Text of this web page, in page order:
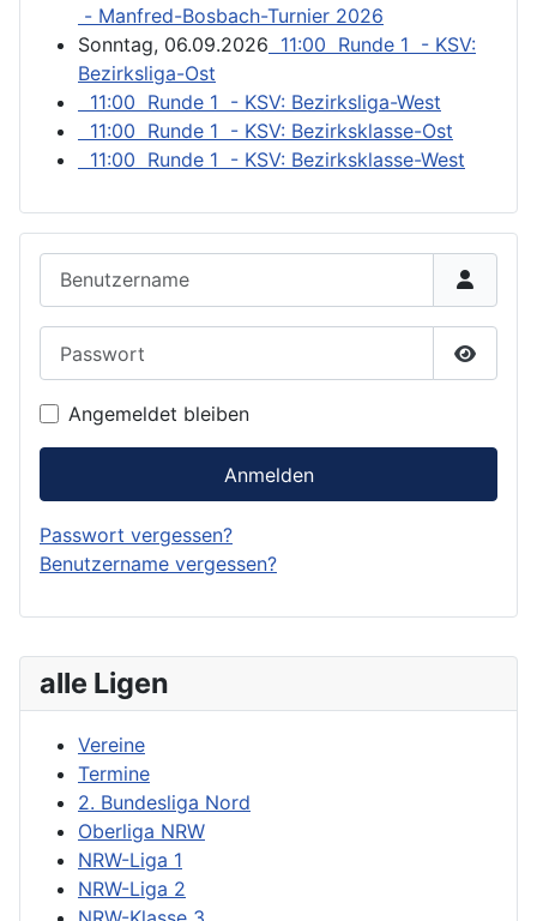
alle Ligen
Vereine
Termine
2. Bundesliga Nord
Oberliga NRW
NRW-Liga 1
NRW-Liga 2
- Manfred-Bosbach-Turnier 2026
Sonntag, 06.09.2026 11:00 Runde 1 - KSV:
Bezirksliga-Ost
11:00 Runde 1 - KSV: Bezirksliga-West
11:00 Runde 1 - KSV: Bezirksklasse-Ost
11:00 Runde 1 - KSV: Bezirksklasse-West
Angemeldet bleiben
Anmelden
Passwort vergessen?
Benutzername vergessen?